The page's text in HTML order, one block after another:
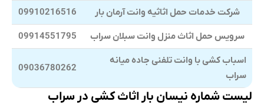
شرکت خدمات حمل اثاثیه وانت آرمان بار 09910216516
سرویس حمل اثاث منزل وانت سبلان سراب 09914551795
اسباب کشی با وانت تلفنی جاده میانه
سراب
09036780262
لیست شماره نیسان بار اثاث کشی در سراب